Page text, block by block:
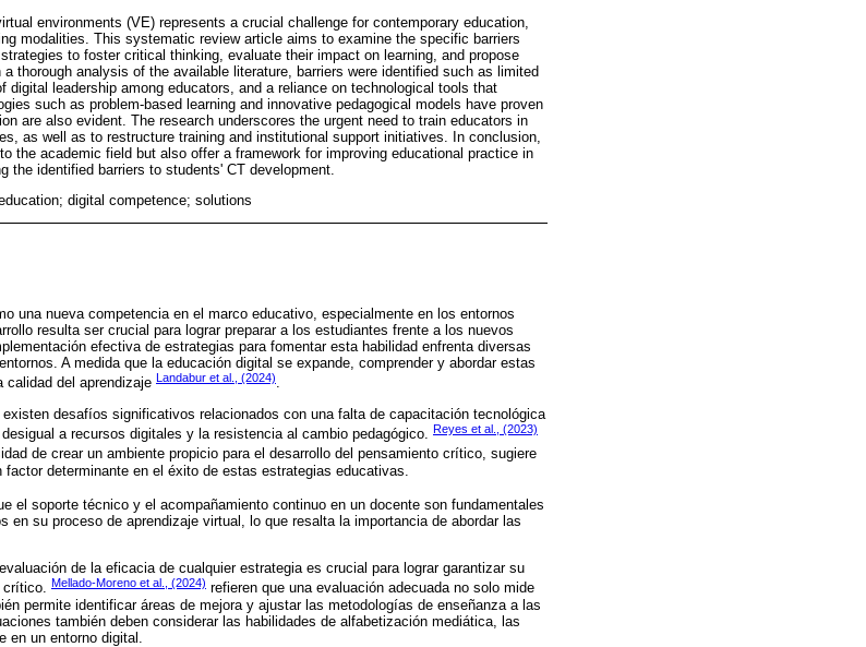
environments (VE) represents a crucial challenge for contemporary education,
modalities. This systematic review article aims to examine the specific barriers
to foster critical thinking, evaluate their impact on learning, and propose
thorough analysis of the available literature, barriers were identified such as limited
leadership among educators, and a reliance on technological tools that
such as problem-based learning and innovative pedagogical models have proven
are also evident. The research underscores the urgent need to train educators in
as well as to restructure training and institutional support initiatives. In conclusion,
the academic field but also offer a framework for improving educational practice in
the identified barriers to students' CT development.
digital competence; solutions
una nueva competencia en el marco educativo, especialmente en los entornos
resulta ser crucial para lograr preparar a los estudiantes frente a los nuevos
efectiva de estrategias para fomentar esta habilidad enfrenta diversas
A medida que la educación digital se expande, comprender y abordar estas
calidad del aprendizaje
Landabur et al., (2024).
desafíos significativos relacionados con una falta de capacitación tecnológica
a recursos digitales y la resistencia al cambio pedagógico. Reyes et al., (2023)
de crear un ambiente propicio para el desarrollo del pensamiento crítico, sugiere
determinante en el éxito de estas estrategias educativas.
el soporte técnico y el acompañamiento continuo en un docente son fundamentales
en su proceso de aprendizaje virtual, lo que resalta la importancia de abordar las
de la eficacia de cualquier estrategia es crucial para lograr garantizar su
crítico. Mellado-Moreno et al., (2024) refieren que una evaluación adecuada no solo mide
permite identificar áreas de mejora y ajustar las metodologías de enseñanza a las
también deben considerar las habilidades de alfabetización mediática, las
un entorno digital.